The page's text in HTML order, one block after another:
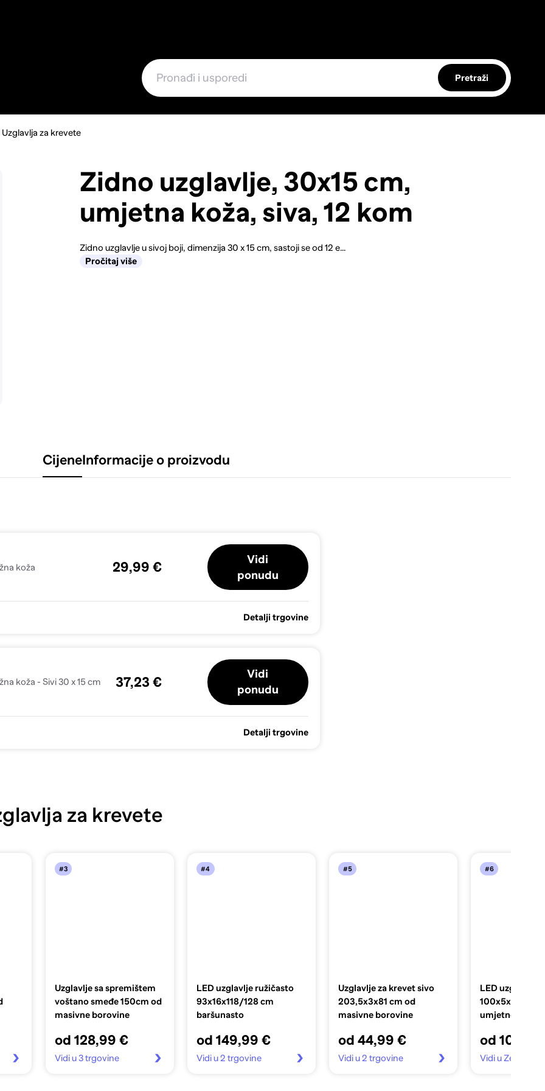
Pretraži
Uzglavlja za krevete
Zidno uzglavlje, 30x15 cm,
umjetna koža, siva, 12 kom
Zidno uzglavlje u sivoj boji, dimenzija 30 x 15 cm, sastoji se od 12 e...
Pročitaj više
CijeneInformacije o proizvodu
koža 29,99 €
Vidi
ponudu
Detalji trgovine
koža - Sivi 30 x 15 cm 37,23 €
Vidi
ponudu
Detalji trgovine
za krevete
#3
Uzglavlje sa spremištem
voštano smeđe 150cm od
masivne borovine
od 128,99 €
Vidi u 3 trgovine
#4
LED uzglavlje ružičasto
93x16x118/128 cm
baršunasto
od 149,99 €
Vidi u 2 trgovine
#5
Uzglavlje za krevet sivo
203,5x3x81 cm od
masivne borovine
od 44,99 €
Vidi u 2 trgovine
#6
LED uzglavlje
100x5x118/
umjetne kože
od
Vidi u Zebra.hr